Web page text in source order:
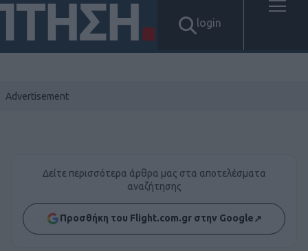
login
Δείτε περισσότερα άρθρα μας στα αποτελέσματα
αναζήτησης
Προσθήκη του Flight.com.gr στην Google↗